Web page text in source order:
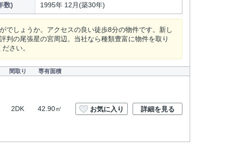
数) 1995年 12月(築30年)
でしょうか。アクセスの良い徒歩8分の物件です。新し
判の尾張星の宮周辺。当社なら種類豊富に物件を取り
さい。
間取り 専有面積
2DK 42.90㎡ お気に入り 詳細を見る